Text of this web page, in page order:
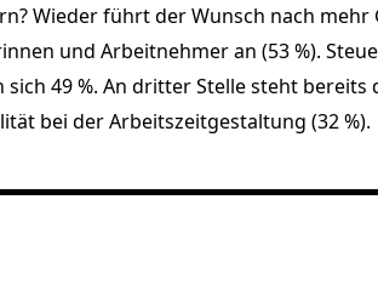
Wieder führt der Wunsch nach mehr
und Arbeitnehmer an (53 %).
49 %. An dritter Stelle steht bereits
bei der Arbeitszeitgestaltung (32 %).